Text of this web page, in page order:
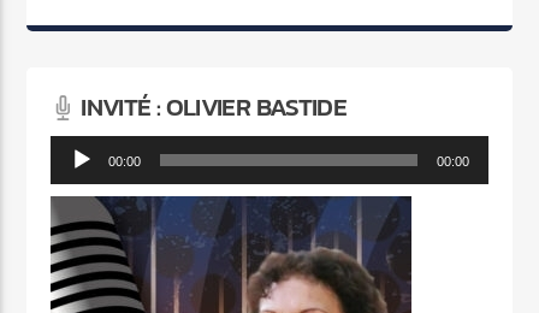
INVITÉ : OLIVIER BASTIDE
Lecteur 00:00 00:00